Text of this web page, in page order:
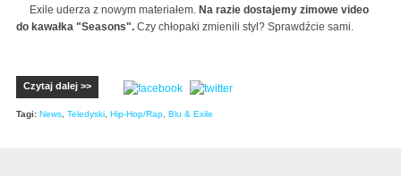
Exile uderza z nowym materiałem. Na razie dostajemy zimowe video
do kawałka "Seasons". Czy chłopaki zmienili styl? Sprawdźcie sami.
Czytaj dalej >>
Tagi: News Teledyski Hip-Hop/Rap Blu & Exile